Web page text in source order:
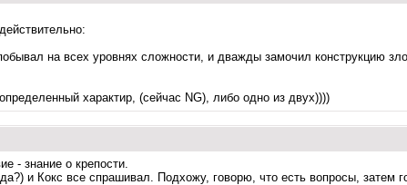
на всех уровнях сложности, и дважды замочил конструкцию
характир, (сейчас NG), либо одно из двух))))
- знание о крепости.
и Кокс все спрашивал. Подхожу, говорю, что есть вопросы, затем